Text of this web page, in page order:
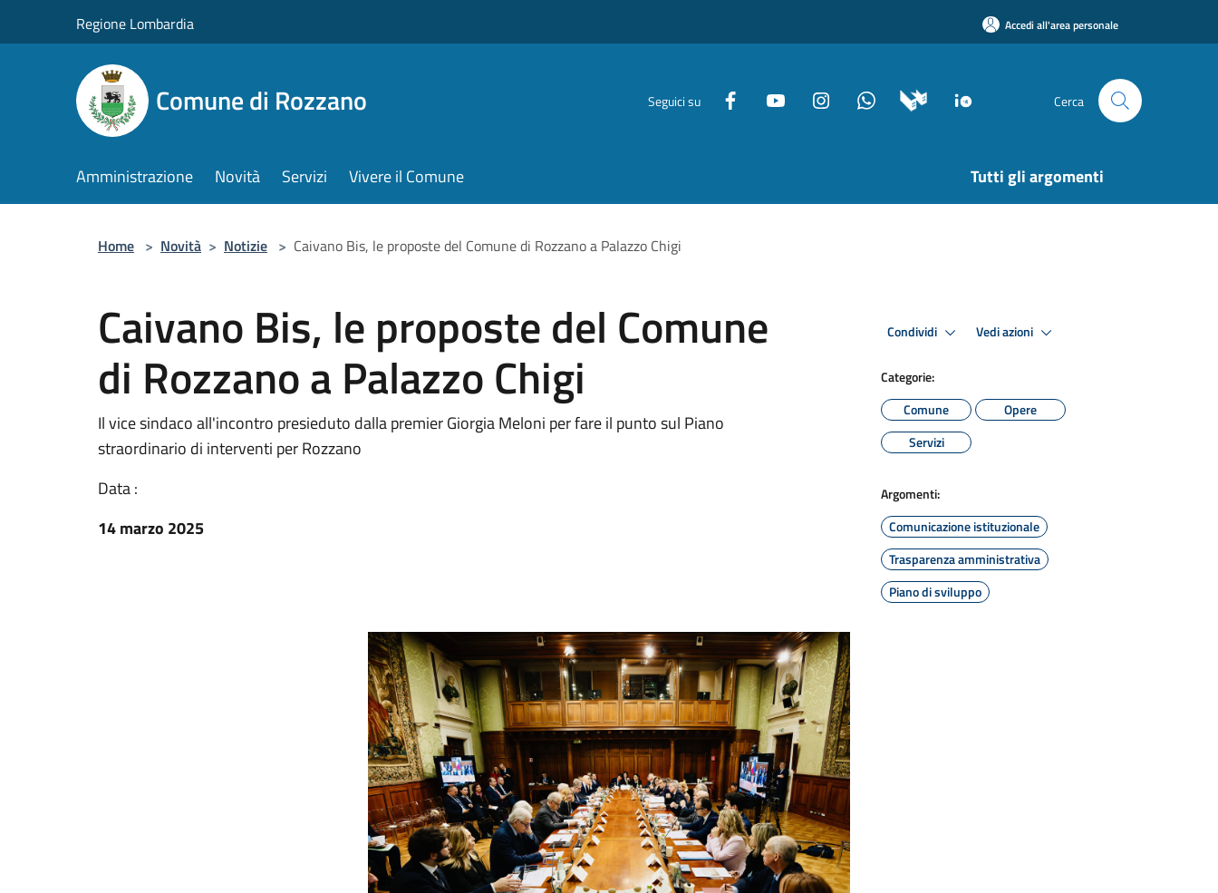
Regione Lombardia Accedi all'area personale
Comune di Rozzano Seguici su Cerca
Amministrazione Novità Servizi Vivere il Comune Tutti gli argomenti
Home > Novità > Notizie > Caivano Bis, le proposte del Comune di Rozzano a Palazzo Chigi
Caivano Bis, le proposte del Comune
di Rozzano a Palazzo Chigi
Il vice sindaco all'incontro presieduto dalla premier Giorgia Meloni per fare il punto sul Piano
straordinario di interventi per Rozzano
Data :
14 marzo 2025
Condividi Vedi azioni
Categorie:
Comune
Opere
Servizi
Argomenti:
Comunicazione istituzionale
Trasparenza amministrativa
Piano di sviluppo